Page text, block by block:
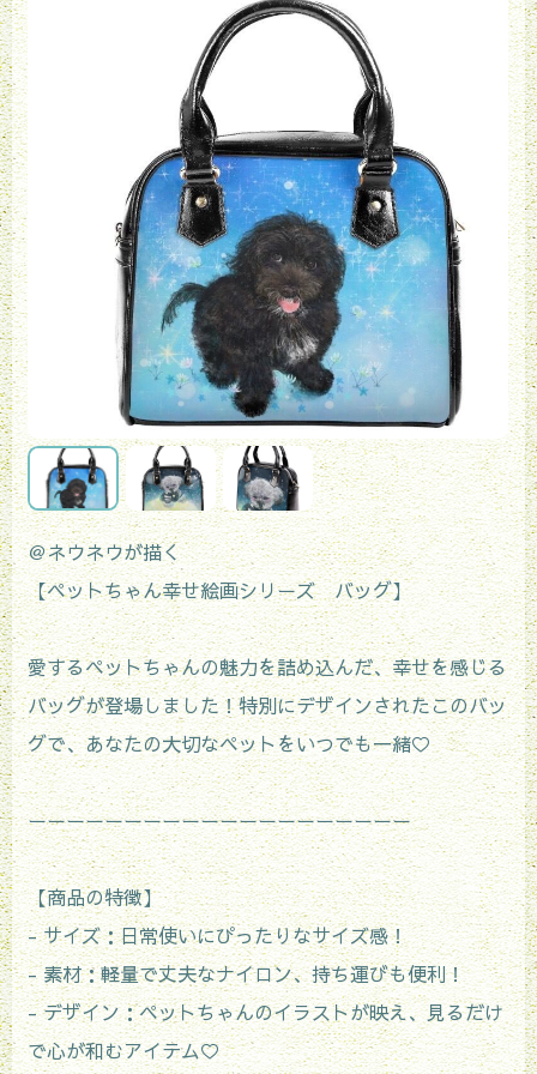
＠ネウネウが描く
【ペットちゃん幸せ絵画シリーズ バッグ】
愛するペットちゃんの魅力を詰め込んだ、幸せを感じる
バッグが登場しました！特別にデザインされたこのバッ
グで、あなたの大切なペットをいつでも一緒♡
ーーーーーーーーーーーーーーーーーーーー
【商品の特徴】
- サイズ：日常使いにぴったりなサイズ感！
- 素材：軽量で丈夫なナイロン、持ち運びも便利！
- デザイン：ペットちゃんのイラストが映え、見るだけ
で心が和むアイテム♡